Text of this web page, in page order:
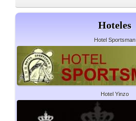
Hoteles
Hotel Sportsman
Hotel Yinzo